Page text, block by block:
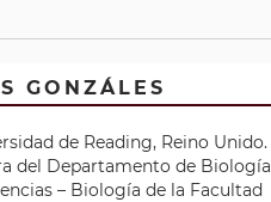
GONZÁLES
de Reading, Reino Unido.
del Departamento de Biología
– Biología de la Facultad